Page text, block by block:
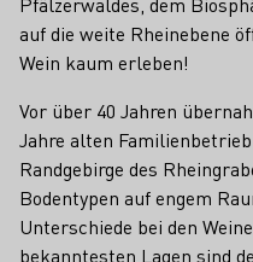
auf die weite Rheinebene
Wein kaum erleben!
Vor über 40 Jahren
Jahre alten
Randgebirge des
Bodentypen auf engem
Unterschiede bei den
bekanntesten Lagen sind